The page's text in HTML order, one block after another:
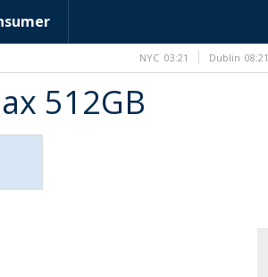
512GB
NYC 03:21 Dublin 08:21